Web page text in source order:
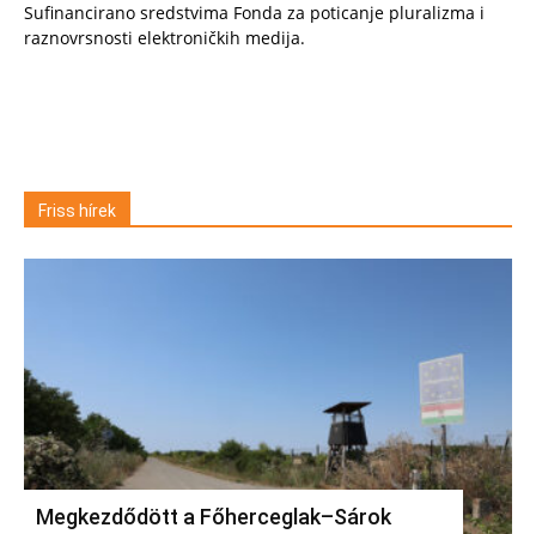
Sufinancirano sredstvima Fonda za poticanje pluralizma i
raznovrsnosti elektroničkih medija.
Friss hírek
Megkezdődött a Főherceglak–Sárok